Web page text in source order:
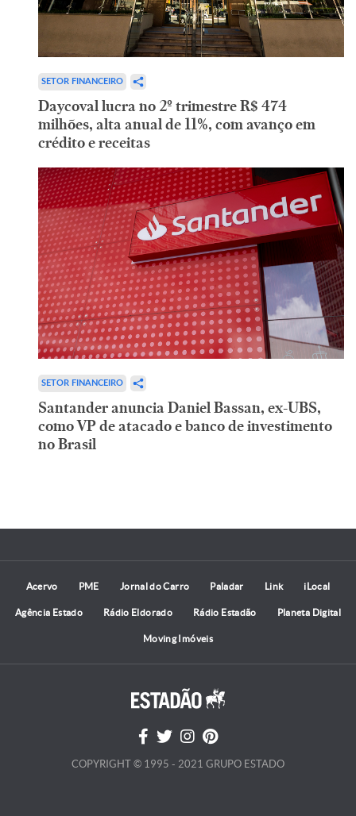
SETOR FINANCEIRO
Daycoval lucra no 2º trimestre R$ 474
milhões, alta anual de 11%, com avanço em
crédito e receitas
SETOR FINANCEIRO
Santander anuncia Daniel Bassan, ex-UBS,
como VP de atacado e banco de investimento
no Brasil
Acervo PME Jornal do Carro Paladar Link iLocal
Agência Estado Rádio Eldorado Rádio Estadão Planeta Digital
Moving Imóveis
COPYRIGHT © 1995 - 2021 GRUPO ESTADO